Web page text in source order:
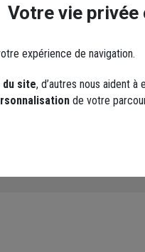
même et seul lot.
« Tumbled », des petits
rebouchés après le
sa nuance est
la surface de petites
Votre vie privée
expérience de navigation.
site, d’autres nous aident à
de votre